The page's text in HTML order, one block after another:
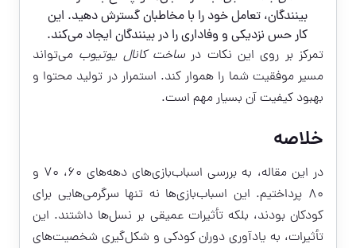
بینندگان، تعامل خود را با مخاطبان گسترش دهید. این
کار حس نزدیکی و وفاداری را در بینندگان ایجاد می‌کند.
تمرکز بر روی این نکات در ساخت کانال یوتیوب می‌تواند
مسیر موفقیت شما را هموار کند. استمرار در تولید محتوا و
بهبود کیفیت آن بسیار مهم است.
خلاصه
در این مقاله، به بررسی اسباب‌بازی‌های دهه‌های ۶۰، ۷۰ و
۸۰ پرداختیم. این اسباب‌بازی‌ها نه تنها سرگرمی‌هایی برای
کودکان بودند، بلکه تأثیرات عمیقی بر نسل‌ها داشتند. این
تأثیرات، به یادآوری دوران کودکی و شکل‌گیری شخصیت‌های